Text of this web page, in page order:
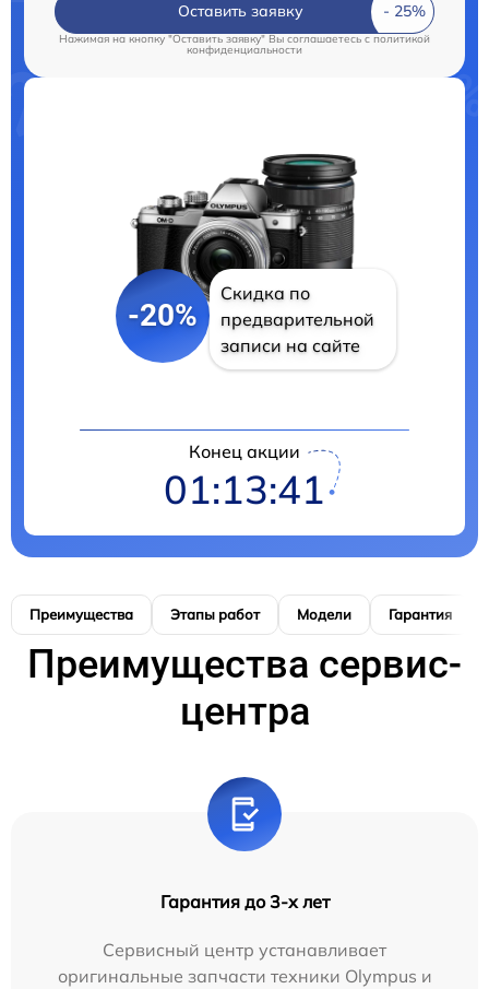
Оставить заявку
Нажимая на кнопку "Оставить заявку" Вы соглашаетесь c политикой
конфиденциальности
-20%
Скидка по
предварительной
записи на сайте
Конец акции
01:13:40
Преимущества Этапы работ Модели Гарантия
Преимущества сервис-
центра
Гарантия до 3-х лет
Сервисный центр устанавливает
оригинальные запчасти техники Olympus и